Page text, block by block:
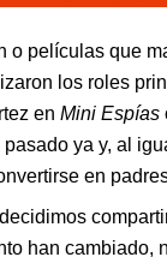
o películas que
los roles
en Mini Espías
ya y, al
en
han cambiado,